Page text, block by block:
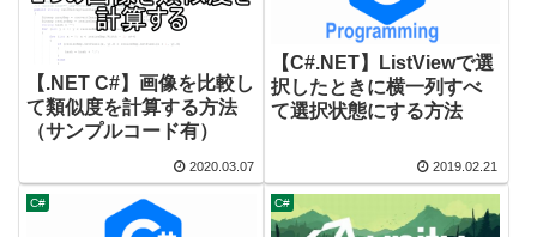
【.NET C#】画像を比較し
て類似度を計算する方法
（サンプルコード有）
2020.03.07
【C#.NET】ListViewで選
択したときに横一列すべ
て選択状態にする方法
2019.02.21
C# C#